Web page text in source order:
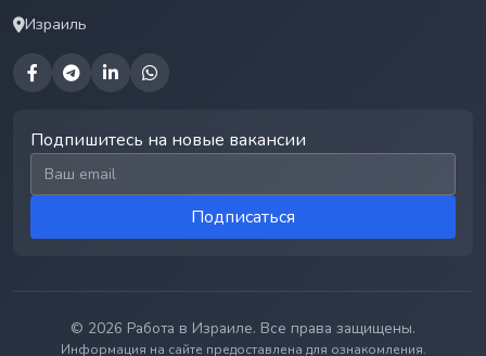
Израиль
Подпишитесь на новые вакансии
Email для подписки
Подписаться
© 2026 Работа в Израиле. Все права защищены.
Информация на сайте предоставлена для ознакомления.